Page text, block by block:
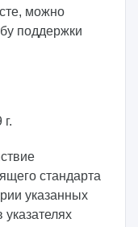
можно
поддержки
стандарта
указанных
указателях